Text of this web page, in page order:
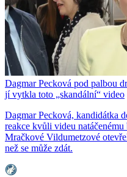
Dagmar Pecková pod palbou
jí vytkla toto „skandální“ video
Dagmar Pecková, kandidátka
reakce kvůli videu
Mračkové Vildumetzové
než se může zdát.